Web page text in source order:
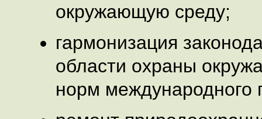
окружающую среду;
гармонизация
области охраны
норм международного